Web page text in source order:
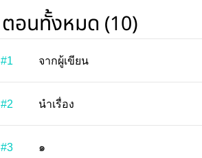
ตอนทั้งหมด (10)
#1 จากผู้เขียน
#2 นำเรื่อง
#3 ๑